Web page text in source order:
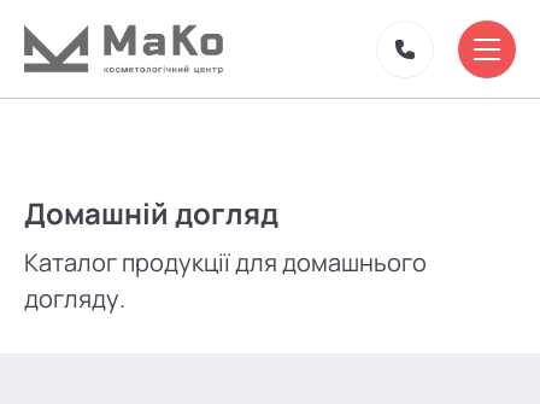
Домашній догляд
Каталог продукції для домашнього
догляду.